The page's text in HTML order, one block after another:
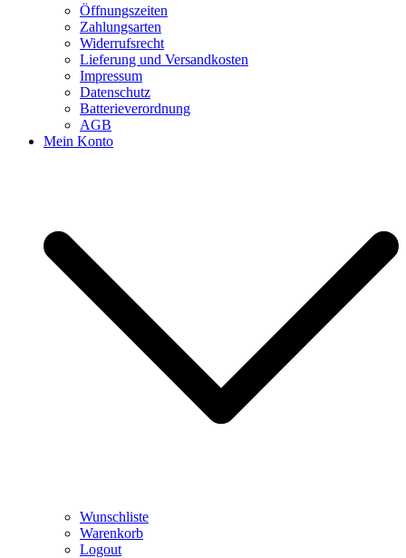
Öffnungszeiten
Zahlungsarten
Widerrufsrecht
Lieferung und Versandkosten
Impressum
Datenschutz
Batterieverordnung
AGB
Mein Konto
Wunschliste
Warenkorb
Logout